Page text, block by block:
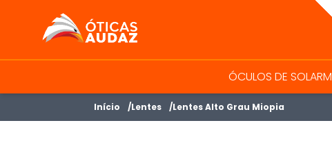
ÓTICAS AUDAZ
ÓCULOS DE SOL
Início Lentes Lentes Alto Grau Miopia